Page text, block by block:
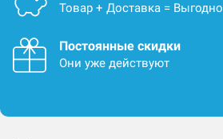
Товар + Доставка = Выгодно
Постоянные скидки
Они уже действуют